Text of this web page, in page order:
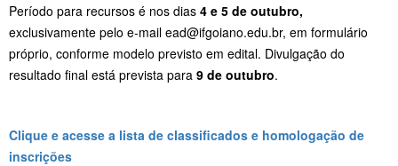
Período para recursos é nos dias 4 e 5 de outubro,
exclusivamente pelo e-mail ead@ifgoiano.edu.br, em formulário
próprio, conforme modelo previsto em edital. Divulgação do
resultado final está prevista para 9 de outubro.
Clique e acesse a lista de classificados e homologação de
inscrições